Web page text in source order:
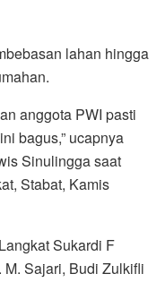
lahan hingga
anggota PWI pasti
bagus,” ucapnya
Sinulingga saat
Stabat, Kamis
Sukardi F
Sajari, Budi Zulkifli